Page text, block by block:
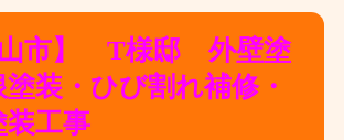
山市】 T様邸 外壁塗
装・ひび割れ補修・
装工事